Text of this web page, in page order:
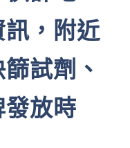
訊，附近
試劑、
放時